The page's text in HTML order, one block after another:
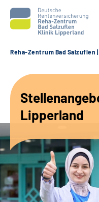
Unsere Angebote
Service
Karriere
Sozialdienste &
Reha-Zentrum Bad Salzuflen
Lipperland